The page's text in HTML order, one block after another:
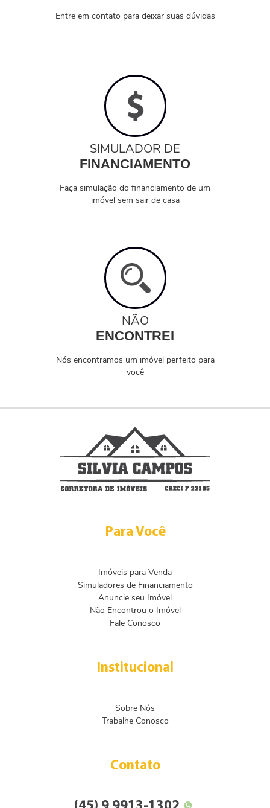
Entre em contato para deixar suas dúvidas
SIMULADOR DE
FINANCIAMENTO
Faça simulação do financiamento de um
imóvel sem sair de casa
NÃO
ENCONTREI
Nós encontramos um imóvel perfeito para
você
Para Você
Imóveis para Venda
Simuladores de Financiamento
Anuncie seu Imóvel
Não Encontrou o Imóvel
Fale Conosco
Institucional
Sobre Nós
Trabalhe Conosco
Contato